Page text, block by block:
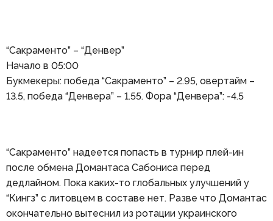
“Сакраменто” – “Денвер”
Начало в 05:00
Букмекеры: победа “Сакраменто” – 2.95, овертайм –
13.5, победа “Денвера” – 1.55. Фора “Денвера”: -4.5
“Сакраменто” надеется попасть в турнир плей-ин
после обмена Домантаса Сабониса перед
дедлайном. Пока каких-то глобальных улучшений у
“Кингз” с литовцем в составе нет. Разве что Домантас
окончательно вытеснил из ротации украинского